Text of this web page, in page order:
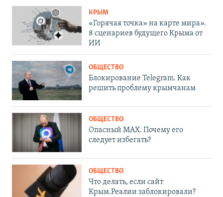
КРЫМ
«Горячая точка» на карте мира».
8 сценариев будущего Крыма от
ИИ
ОБЩЕСТВО
Блокирование Telegram. Как
решить проблему крымчанам
ОБЩЕСТВО
Опасный MAX. Почему его
следует избегать?
ОБЩЕСТВО
Что делать, если сайт
Крым.Реалии заблокировали?